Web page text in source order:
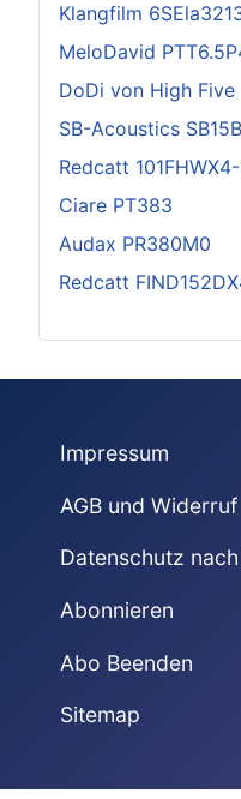
Klangfilm
MeloDavid
DoDi von High Five
SB-Acoustics
Redcatt
Ciare PT383
Audax PR380M0
Redcatt
Impressum
AGB und Widerruf
Datenschutz nach
Abonnieren
Abo Beenden
Sitemap